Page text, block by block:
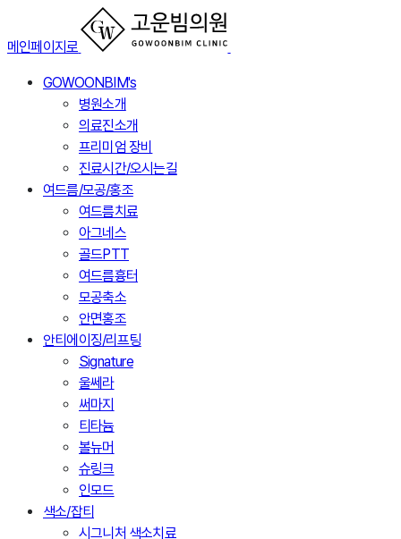
메인페이지로
GOWOONBIM's
병원소개
의료진소개
프리미엄 장비
진료시간/오시는길
여드름/모공/홍조
여드름치료
아그네스
골드PTT
여드름흉터
모공축소
안면홍조
안티에이징/리프팅
Signature
울쎄라
써마지
티타늄
볼뉴머
슈링크
인모드
색소/잡티
시그니처 색소치료